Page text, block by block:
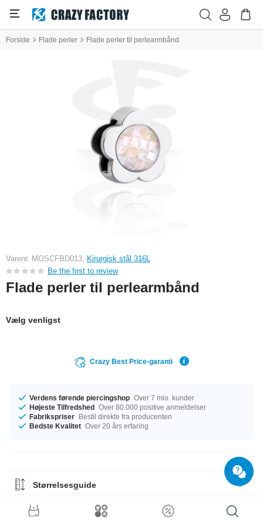
Forside Flade perler Flade perler til perlearmbånd
Varenr. MOSCFBD013, Kirurgisk stål 316L
Be the first to review
Flade perler til perlearmbånd
Vælg venligst
Crazy Best Price-garanti
Verdens førende piercingshop Over 7 mio. kunder
Højeste Tilfredshed Over 80.000 positive anmeldelser
Fabrikspriser Bestil direkte fra producenten
Bedste Kvalitet Over 20 års erfaring
Størrelsesguide
Materiale Guide